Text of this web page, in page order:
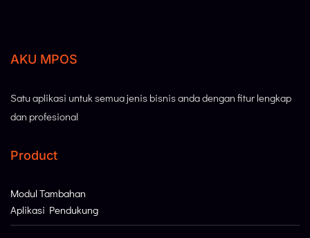
AKU MPOS
Satu aplikasi untuk semua jenis bisnis anda dengan fitur lengkap
dan profesional
Product
Modul Tambahan
Aplikasi Pendukung